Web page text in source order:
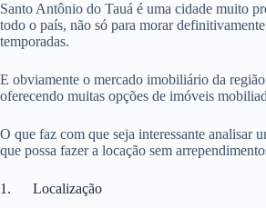
Santo Antônio do Tauá é uma cidade muito
todo o país, não só para morar
temporadas.
E obviamente o mercado imobiliário da
oferecendo muitas opções de imóveis
O que faz com que seja interessante analisar
que possa fazer a locação sem
1. Localização